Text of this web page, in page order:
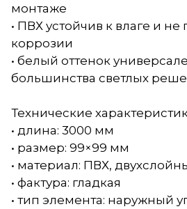
монтаже
• ПВХ устойчив к влаге и
коррозии
• белый оттенок
большинства светлых
Технические
• длина: 3000 мм
• размер: 99×99 мм
• материал: ПВХ,
• фактура: гладкая
• тип элемента: наружный